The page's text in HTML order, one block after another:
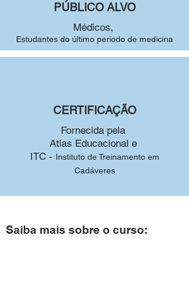
PÚBLICO ALVO
Médicos,
Estudantes do último período de medicina
CERTIFICAÇÃO
Fornecida pela
Atlas Educacional e
ITC - Instituto de Treinamento em
Cadáveres
Saiba mais sobre o curso: